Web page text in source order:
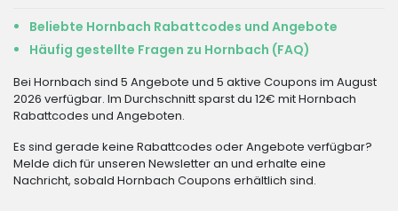
Beliebte Hornbach Rabattcodes und Angebote
Häufig gestellte Fragen zu Hornbach (FAQ)
Bei Hornbach sind 5 Angebote und 5 aktive Coupons im August
2026 verfügbar. Im Durchschnitt sparst du 12€ mit Hornbach
Rabattcodes und Angeboten.
Es sind gerade keine Rabattcodes oder Angebote verfügbar?
Melde dich für unseren Newsletter an und erhalte eine
Nachricht, sobald Hornbach Coupons erhältlich sind.